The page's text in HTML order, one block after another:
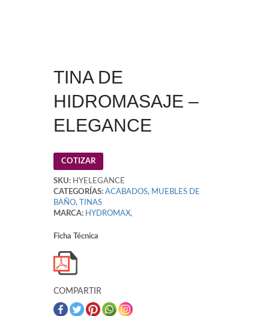
TINA DE
HIDROMASAJE –
ELEGANCE
COTIZAR
SKU: HYELEGANCE
CATEGORÍAS: ACABADOS, MUEBLES DE
BAÑO,
TINAS
MARCA: HYDROMAX,
Ficha Técnica
COMPARTIR